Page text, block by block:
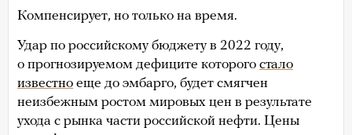
Компенсирует, но только на время.
Удар по российскому бюджету в 2022 году,
о прогнозируемом дефиците которого стало
известно еще до эмбарго, будет смягчен
неизбежным ростом мировых цен в результате
ухода с рынка части российской нефти. Цены